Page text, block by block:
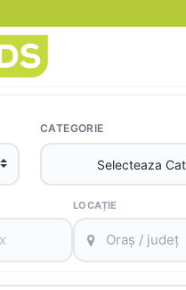
CATEGORIE
LOCAȚIE